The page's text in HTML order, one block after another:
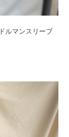
ルマンスリーブ